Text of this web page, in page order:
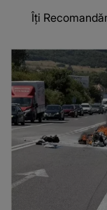
Îți